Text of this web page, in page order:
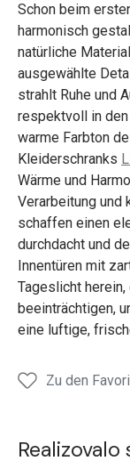
Schon beim
harmonisch
natürliche
ausgewählte
strahlt Ruhe und
respektvoll in
warme Farbton
Kleiderschranks
Wärme und
Verarbeitung und
schaffen einen
durchdacht und
Innentüren mit
Tageslicht
beeinträchtigen,
eine luftige,
Zu den
Realizovalo